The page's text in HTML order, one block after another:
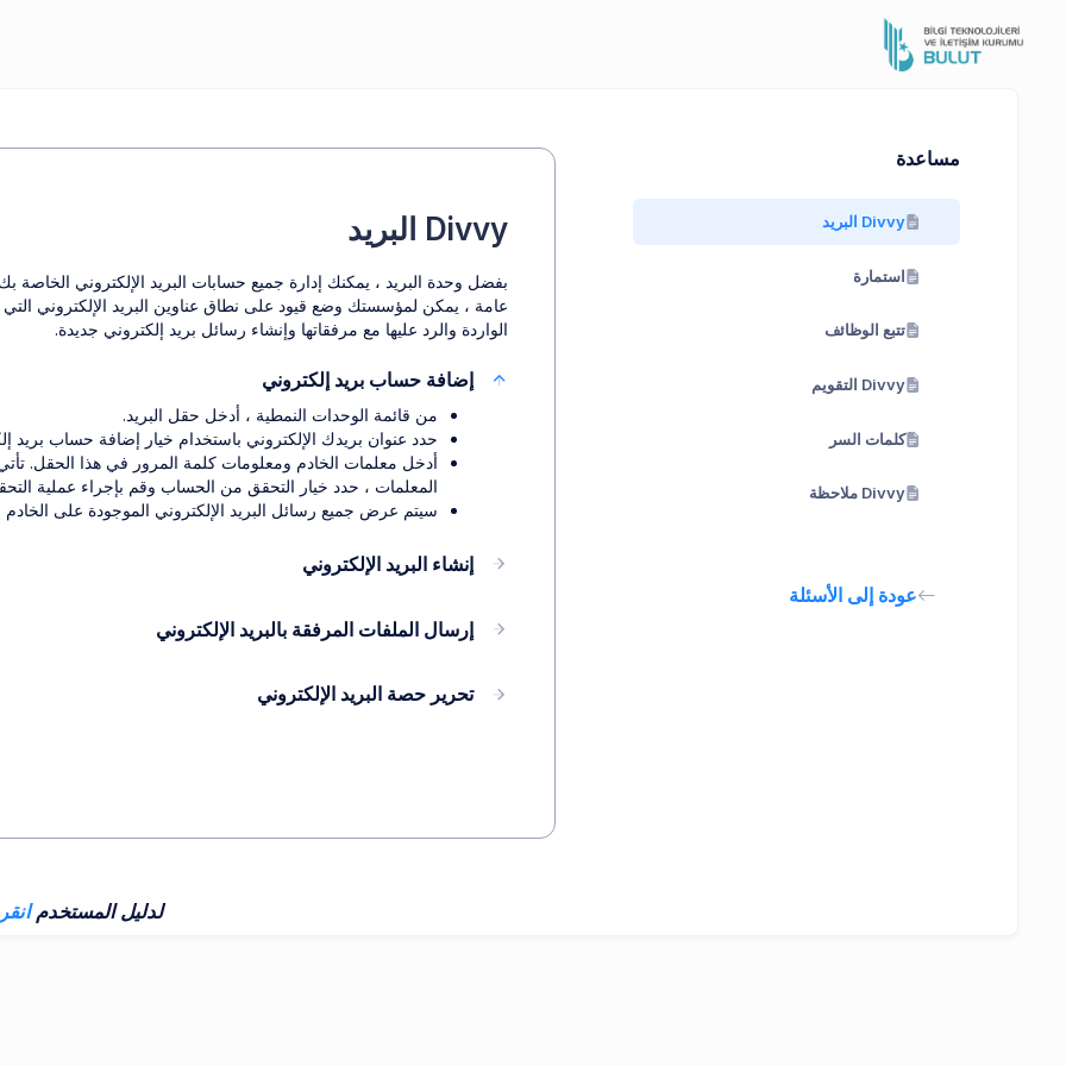
مساعدة
Divvy البريد
استمارة
تتبع الوظائف
Divvy التقويم
كلمات السر
Divvy ملاحظة
عودة إلى الأسئلة
Divvy البريد
بفضل وحدة البريد ، يمكنك إدارة جميع حسابات البريد الإلكتروني
عامة ، يمكن لمؤسستك وضع قيود على نطاق عناوين البريد الإلكتروني التي
الواردة والرد عليها مع مرفقاتها وإنشاء رسائل بريد إلكتروني جديدة.
إضافة حساب بريد إلكتروني
من قائمة الوحدات النمطية ، أدخل حقل البريد.
حدد عنوان بريدك الإلكتروني باستخدام خيار إضافة حساب بريد
أدخل معلمات الخادم ومعلومات كلمة المرور في هذا الحقل.
المعلمات ، حدد خيار التحقق من الحساب وقم بإجراء عملية
سيتم عرض جميع رسائل البريد الإلكتروني الموجودة على
إنشاء البريد الإلكتروني
إرسال الملفات المرفقة بالبريد الإلكتروني
تحرير حصة البريد الإلكتروني
لدليل المستخدم